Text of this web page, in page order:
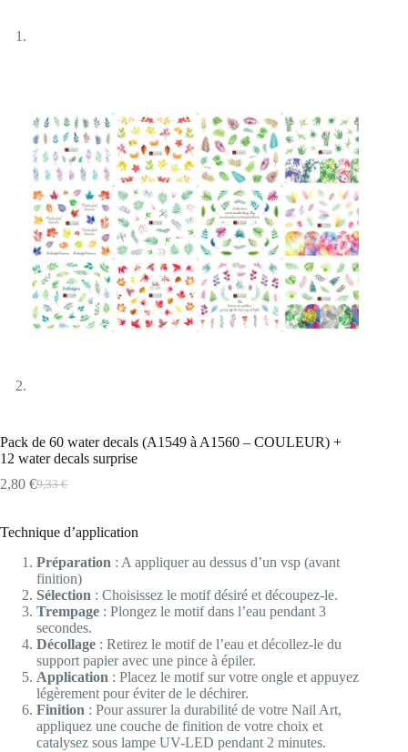
Pack de 60 water decals (A1549 à A1560 – COULEUR) +
12 water decals surprise
9,33€
Le
initial
était :
9,33 €.
2,80 €Le
actuel
est :
2,80 €.
Technique d’application
Préparation : A appliquer au dessus d’un vsp (avant
finition)
Sélection : Choisissez le motif désiré et découpez-le.
Trempage : Plongez le motif dans l’eau pendant 3
secondes.
Décollage : Retirez le motif de l’eau et décollez-le du
support papier avec une pince à épiler.
Application : Placez le motif sur votre ongle et appuyez
légèrement pour éviter de le déchirer.
Finition : Pour assurer la durabilité de votre Nail Art,
appliquez une couche de finition de votre choix et
catalysez sous lampe UV-LED pendant 2 minutes.